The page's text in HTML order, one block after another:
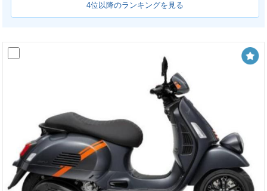
4位以降のランキングを見る